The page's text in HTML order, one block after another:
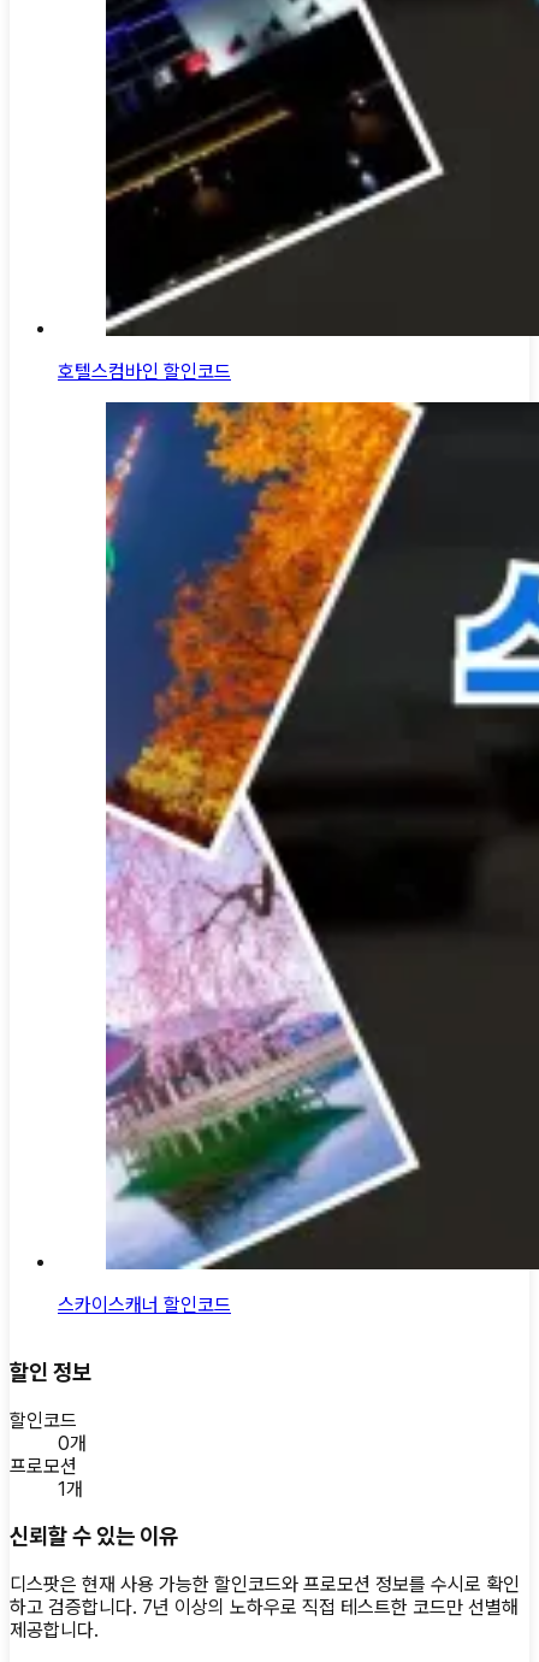
호텔스컴바인 할인코드
스카이스캐너 할인코드
할인 정보
할인코드
0개
프로모션
1개
신뢰할 수 있는 이유
디스팟은 현재 사용 가능한 할인코드와 프로모션 정보를 수시로 확인
하고 검증합니다. 7년 이상의 노하우로 직접 테스트한 코드만 선별해
제공합니다.